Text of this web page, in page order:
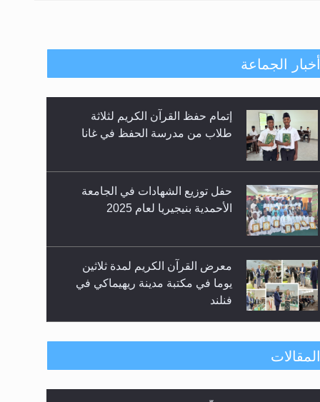
أخبار الجماعة
إتمام حفظ القرآن الكريم لثلاثة
طلاب من مدرسة الحفظ في غانا
حفل توزيع الشهادات في الجامعة
الأحمدية بنيجيريا لعام 2025
معرض القرآن الكريم لمدة ثلاثين
يوما في مكتبة مدينة ريهيماكي في
فنلند
ندوة حول نظام الوصية في الجماعة
المقالات